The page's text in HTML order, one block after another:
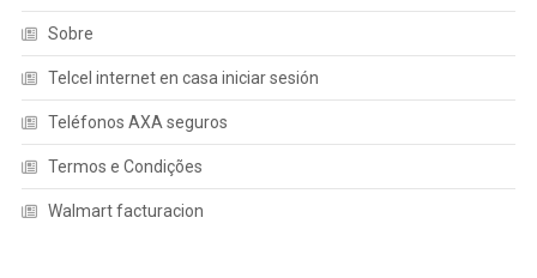
Sobre
Telcel internet en casa iniciar sesión
Teléfonos AXA seguros
Termos e Condições
Walmart facturacion